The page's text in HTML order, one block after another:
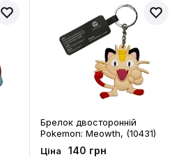
Брелок двосторонній
Pokemon: Meowth, (10431)
Ціна 140 грн